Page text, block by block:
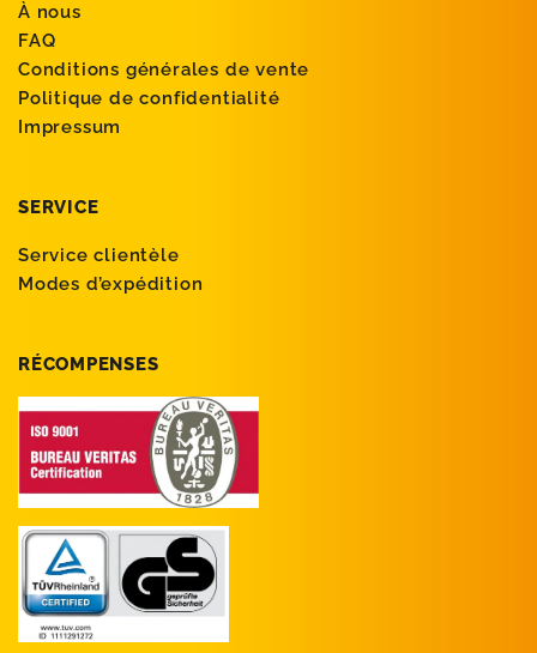
À nous
FAQ
Conditions générales de vente
Politique de confidentialité
Impressum
SERVICE
Service clientèle
Modes d’expédition
RÉCOMPENSES